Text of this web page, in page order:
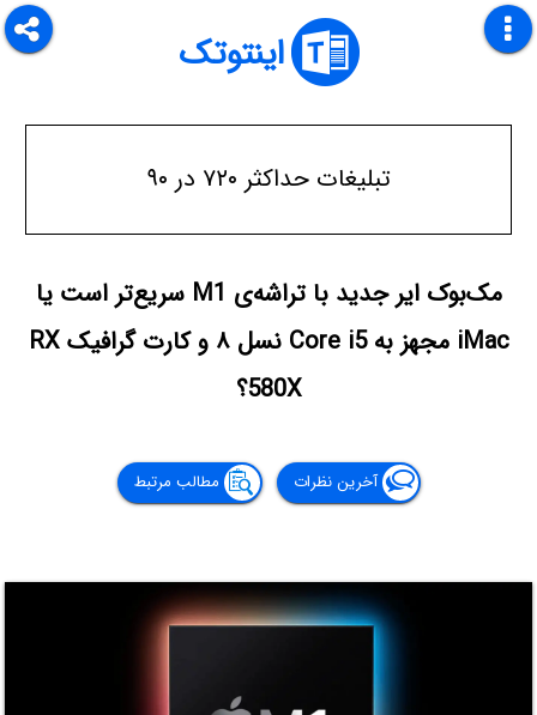
اینتوتک
تبلیغات حداکثر ۷۲۰ در ۹۰
مک‌بوک ایر جدید با تراشه‌ی M1 سریع‌تر است یا
iMac مجهز به Core i5 نسل ۸ و کارت گرافیک RX
580X؟
آخرین نظرات مطالب مرتبط